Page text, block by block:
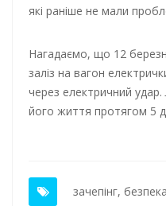
які раніше не мали
Нагадаємо, що 12
заліз на вагон
через електричний удар.
його життя протягом 5
зачепінг, безпека